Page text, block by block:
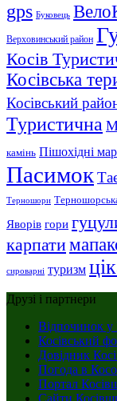
gps Буковець
Верховинський район
Косів
Косівська
Косівський
Туристична
камінь Пішохідні
Пасимок
Терношори
Яворів гори
карпати
сироварні туризм
Друзі і партнери
Відпочинок у
Косівський
Довідник
Погода в
Портал